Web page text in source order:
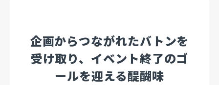
企画からつながれたバトンを
受け取り、イベント終了のゴ
ールを迎える醍醐味